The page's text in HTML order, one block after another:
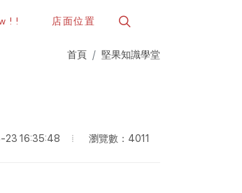
! ! 店面位置
首頁 堅果知識學堂
23 16:35:48 瀏覽數：4011